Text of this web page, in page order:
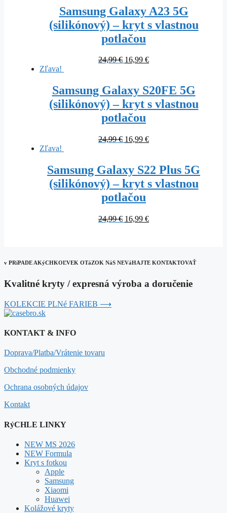
24,99 €.
16,99 €.
Samsung Galaxy A23 5G
(silikónový) – kryt s vlastnou
potlačou
24,99€ Original
24,99 €.
16,99 €Current
16,99 €.
Zľava!
Samsung Galaxy S20FE 5G
(silikónový) – kryt s vlastnou
potlačou
24,99€ Original
24,99 €.
16,99 €Current
16,99 €.
Zľava!
Samsung Galaxy S22 Plus 5G
(silikónový) – kryt s vlastnou
potlačou
24,99€ Original
16,99 €Current
v PRíPADE AKýCHKOĽVEK OTáZOK NáS NEVáHAJTE KONTAKTOVAŤ
Kvalitné kryty / expresná výroba a doručenie
KOLEKCIE PLNé FARIEB ⟶
KONTAKT & INFO
Doprava/Platba/Vrátenie tovaru
Obchodné podmienky
Ochrana osobných údajov
Kontakt
RýCHLE LINKY
NEW MS 2026
NEW Formula
Kryt s fotkou
Apple
Samsung
Xiaomi
Huawei
Kolážové kryty